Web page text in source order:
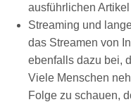
ausführlichen Artikel
Streaming und
das Streamen von
ebenfalls dazu bei,
Viele Menschen
Folge zu schauen,